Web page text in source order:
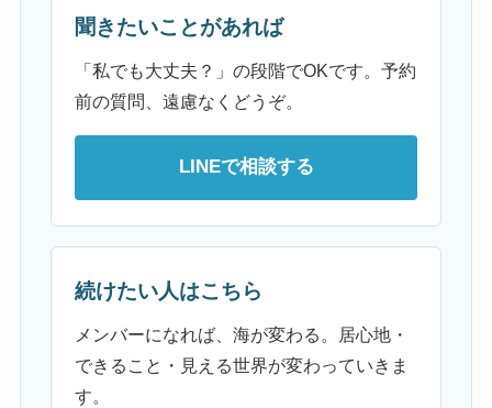
聞きたいことがあれば
「私でも大丈夫？」の段階でOKです。予約
前の質問、遠慮なくどうぞ。
LINEで相談する
続けたい人はこちら
メンバーになれば、海が変わる。居心地・
できること・見える世界が変わっていきま
す。